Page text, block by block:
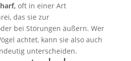
oft in einer Art
das sie zur
bei Störungen äußern. Wer
achtet, kann sie also auch
unterscheiden.